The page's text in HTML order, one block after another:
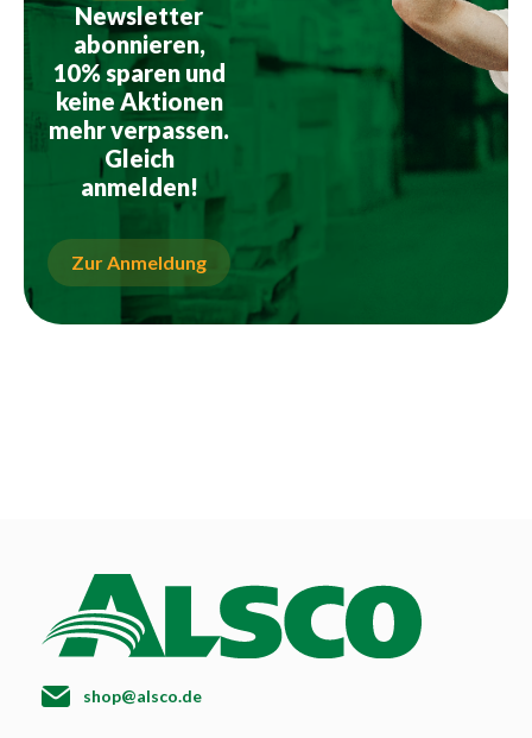
Newsletter
abonnieren,
10% sparen und
keine Aktionen
mehr verpassen.
Gleich
anmelden!
Zur Anmeldung
shop@alsco.de